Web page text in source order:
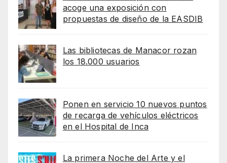
acoge una exposición con
propuestas de diseño de la EASDIB
Las bibliotecas de Manacor rozan
los 18.000 usuarios
Ponen en servicio 10 nuevos puntos
de recarga de vehículos eléctricos
en el Hospital de Inca
La primera Noche del Arte y el